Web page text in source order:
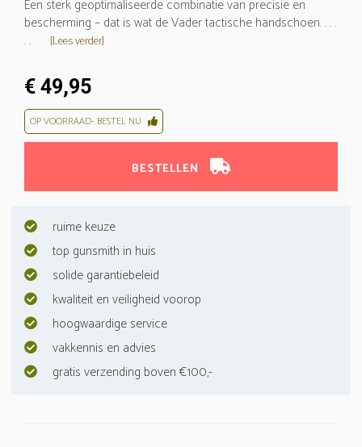
Een sterk geoptimaliseerde combinatie van precisie en
bescherming – dat is wat de Vader tactische handschoen. . . .
. .
[Lees verder]
€ 49,95
OP VOORRAAD- BESTEL NU
BESTELLEN
ruime keuze
top gunsmith in huis
solide garantiebeleid
kwaliteit en veiligheid voorop
hoogwaardige service
vakkennis en advies
gratis verzending boven €100,-